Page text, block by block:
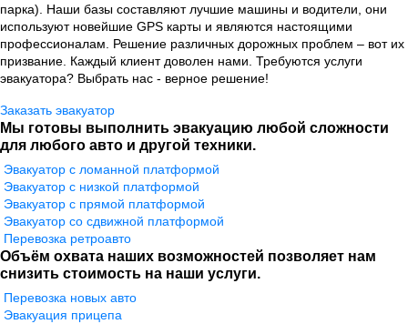
парка). Наши базы составляют лучшие машины и водители, они
используют новейшие GPS карты и являются настоящими
профессионалам. Решение различных дорожных проблем – вот их
призвание. Каждый клиент доволен нами. Требуются услуги
эвакуатора? Выбрать нас - верное решение!
Заказать эвакуатор
Мы готовы выполнить эвакуацию любой сложности
для любого авто и другой техники.
Эвакуатор с ломанной платформой
Эвакуатор с низкой платформой
Эвакуатор с прямой платформой
Эвакуатор со сдвижной платформой
Перевозка ретроавто
Объём охвата наших возможностей позволяет нам
снизить стоимость на наши услуги.
Перевозка новых авто
Эвакуация прицепа